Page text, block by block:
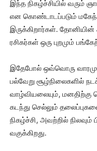
இந்த நிகழ்ச்சியில் வரும்
என கொண்டாடப்படும்
இருக்கிறார்கள்.
ரசிகர்கள் ஒரு புறமும்
இதேபோல் ஒவ்வொரு
பல்வேறு சூழ்நிலைகளில்
வாழ்வியலையும், மனதிற்கு
கடந்து செல்லும்
நிகழ்ச்சி, அவற்றில்
வகுக்கிறது.